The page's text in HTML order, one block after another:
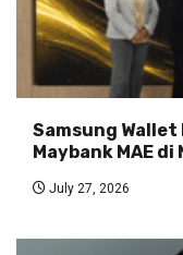
Samsung Wallet
Maybank MAE di
July 27, 2026